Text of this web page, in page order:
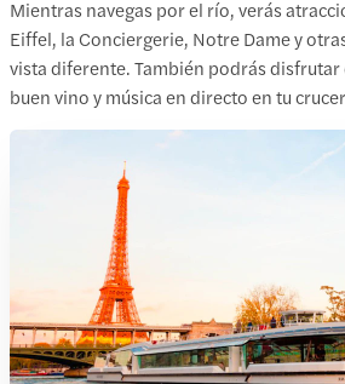
Mientras navegas por el río, verás
Eiffel, la Conciergerie, Notre Dame y
vista diferente. También podrás disfrutar
buen vino y música en directo en tu